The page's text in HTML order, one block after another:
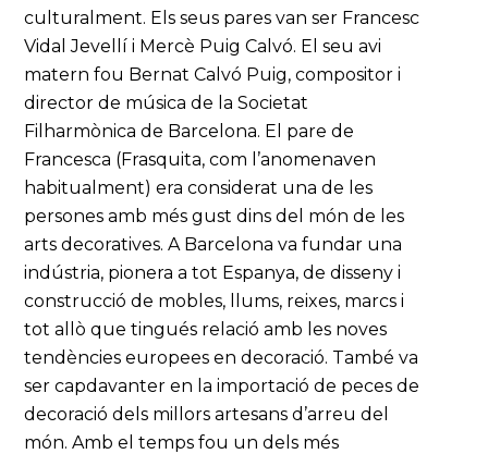
culturalment. Els seus pares van ser Francesc
Vidal Jevellí i Mercè Puig Calvó. El seu avi
matern fou Bernat Calvó Puig, compositor i
director de música de la Societat
Filharmònica de Barcelona. El pare de
Francesca (Frasquita, com l’anomenaven
habitualment) era considerat una de les
persones amb més gust dins del món de les
arts decoratives. A Barcelona va fundar una
indústria, pionera a tot Espanya, de disseny i
construcció de mobles, llums, reixes, marcs i
tot allò que tingués relació amb les noves
tendències europees en decoració. També va
ser capdavanter en la importació de peces de
decoració dels millors artesans d’arreu del
món. Amb el temps fou un dels més